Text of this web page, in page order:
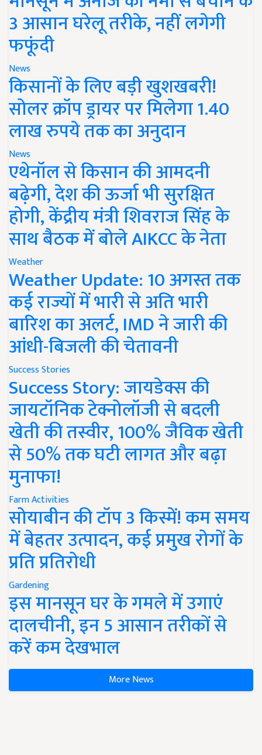
3 आसान घरेलू तरीके, नहीं लगेगी
फफूंदी
News
किसानों के लिए बड़ी खुशखबरी!
सोलर क्रॉप ड्रायर पर मिलेगा 1.40
लाख रुपये तक का अनुदान
News
एथेनॉल से किसान की आमदनी
बढ़ेगी, देश की ऊर्जा भी सुरक्षित
होगी, केंद्रीय मंत्री शिवराज सिंह के
साथ बैठक में बोले AIKCC के नेता
Weather
Weather Update: 10 अगस्त तक
कई राज्यों में भारी से अति भारी
बारिश का अलर्ट, IMD ने जारी की
आंधी-बिजली की चेतावनी
Success Stories
Success Story: जायडेक्स की
जायटॉनिक टेक्नोलॉजी से बदली
खेती की तस्वीर, 100% जैविक खेती
से 50% तक घटी लागत और बढ़ा
मुनाफा!
Farm Activities
सोयाबीन की टॉप 3 किस्में! कम समय
में बेहतर उत्पादन, कई प्रमुख रोगों के
प्रति प्रतिरोधी
Gardening
इस मानसून घर के गमले में उगाएं
दालचीनी, इन 5 आसान तरीकों से
करें कम देखभाल
More News